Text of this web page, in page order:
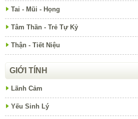
Tai - Mũi - Họng
Tâm Thần - Trẻ Tự Kỷ
Thận - Tiết Niệu
GIỚI TÍNH
Lãnh Cảm
Yếu Sinh Lý